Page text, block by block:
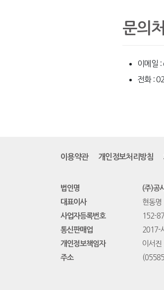
문의처
이메일
전화 :
이용약관 개인정보처리방침
법인명
(주)공
대표이사
현동명
사업자등록번호
152-
통신판매업
2017-
개인정보책임자
이서진
주소